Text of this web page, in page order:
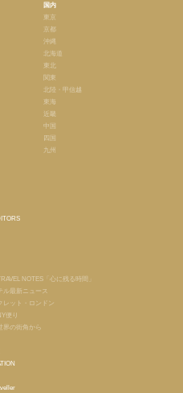
国内
東京
京都
沖縄
北海道
東北
関東
北陸・甲信越
東海
近畿
中国
四国
九州
NOTES「心に残る時間」
ル最新ニュース
レット・ロンドン
便り
界の街角から